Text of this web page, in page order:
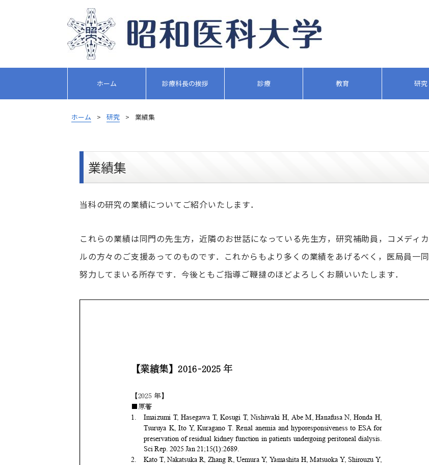
ホーム 診療科長の挨拶 診療 教育 研究
ホーム > 研究 > 業績集
業績集
当科の研究の業績についてご紹介いたします．
これらの業績は同門の先生方，近隣のお世話になっている先生方，研究補助員，コメディカ
ルの方々のご支援あってのものです．これからもより多くの業績をあげるべく，医局員一同
努力してまいる所存です．今後ともご指導ご鞭撻のほどよろしくお願いいたします．